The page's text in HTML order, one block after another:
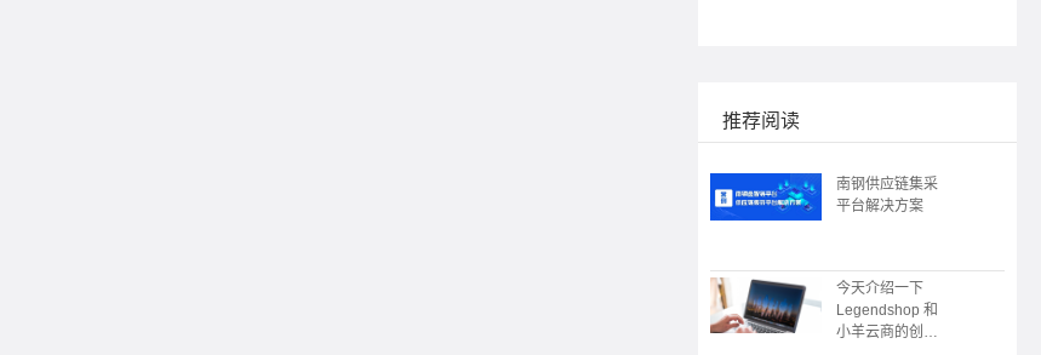
推荐阅读
南钢供应链集采
平台解决方案
今天介绍一下
Legendshop 和
小羊云商的创始